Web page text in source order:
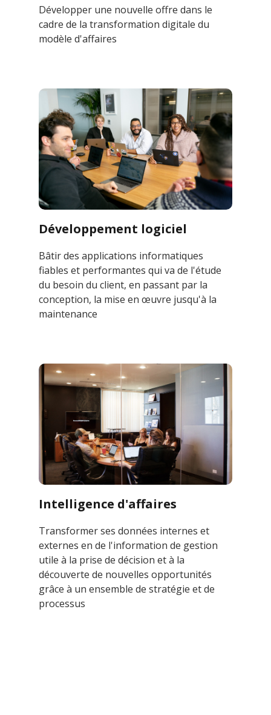
Développer une nouvelle offre dans le
cadre de la transformation digitale du
modèle d'affaires
Développement logiciel
Bâtir des applications informatiques
fiables et performantes qui va de l'étude
du besoin du client, en passant par la
conception, la mise en œuvre jusqu'à la
maintenance
Intelligence d'affaires
Transformer ses données internes et
externes en de l'information de gestion
utile à la prise de décision et à la
découverte de nouvelles opportunités
grâce à un ensemble de stratégie et de
processus